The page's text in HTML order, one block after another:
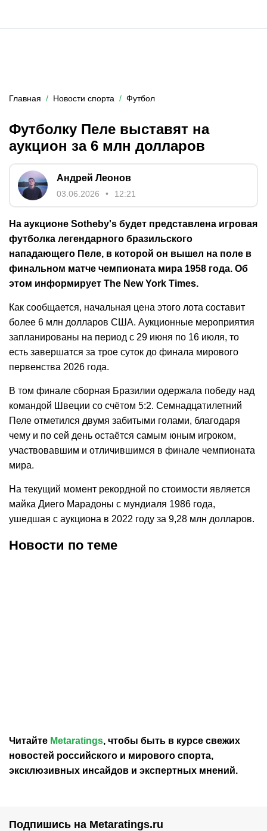
Главная Новости спорта Футбол
Футболку Пеле выставят на
аукцион за 6 млн долларов
Андрей Леонов
03.06.2026 12:21
На аукционе Sotheby's будет представлена игровая
футболка легендарного бразильского
нападающего Пеле, в которой он вышел на поле в
финальном матче чемпионата мира 1958 года. Об
этом информирует The New York Times.
Как сообщается, начальная цена этого лота составит
более 6 млн долларов США. Аукционные мероприятия
запланированы на период с 29 июня по 16 июля, то
есть завершатся за трое суток до финала мирового
первенства 2026 года.
В том финале сборная Бразилии одержала победу над
командой Швеции со счётом 5:2. Семнадцатилетний
Пеле отметился двумя забитыми голами, благодаря
чему и по сей день остаётся самым юным игроком,
участвовавшим и отличившимся в финале чемпионата
мира.
На текущий момент рекордной по стоимости является
майка Диего Марадоны с мундиаля 1986 года,
ушедшая с аукциона в 2022 году за 9,28 млн долларов.
Новости по теме
Читайте Metaratings, чтобы быть в курсе свежих
новостей российского и мирового спорта,
эксклюзивных инсайдов и экспертных мнений.
Подпишись на Metaratings.ru